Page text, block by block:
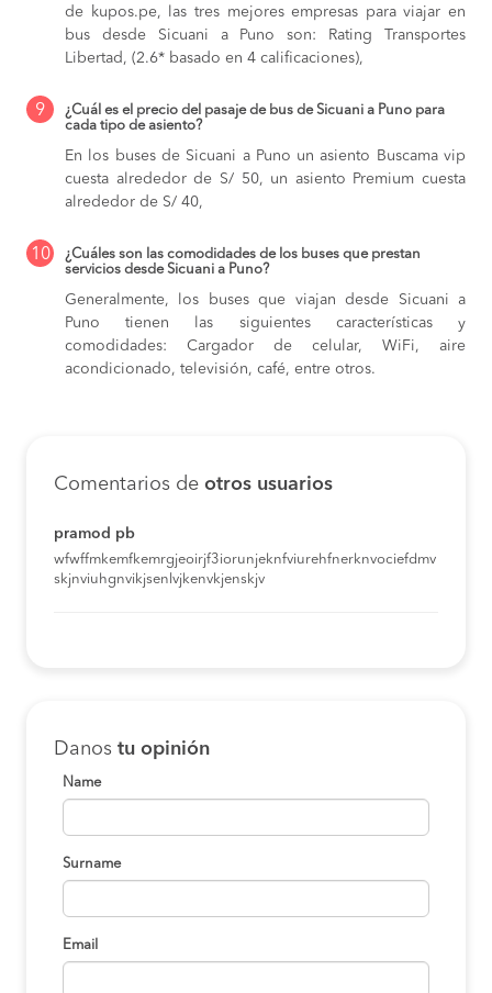
de kupos.pe, las tres mejores empresas para viajar en
bus desde Sicuani a Puno son: Rating Transportes
Libertad, (2.6* basado en 4 calificaciones),
9
¿Cuál es el precio del pasaje de bus de Sicuani a Puno para
cada tipo de asiento?
En los buses de Sicuani a Puno un asiento Buscama vip
cuesta alrededor de S/ 50, un asiento Premium cuesta
alrededor de S/ 40,
10
¿Cuáles son las comodidades de los buses que prestan
servicios desde Sicuani a Puno?
Generalmente, los buses que viajan desde Sicuani a
Puno tienen las siguientes características y
comodidades: Cargador de celular, WiFi, aire
acondicionado, televisión, café, entre otros.
Comentarios de otros usuarios
pramod pb
wfwffmkemfkemrgjeoirjf3iorunjeknfviurehfnerknvociefdmv
skjnviuhgnvikjsenlvjkenvkjenskjv
Danos tu opinión
Name
Surname
Email